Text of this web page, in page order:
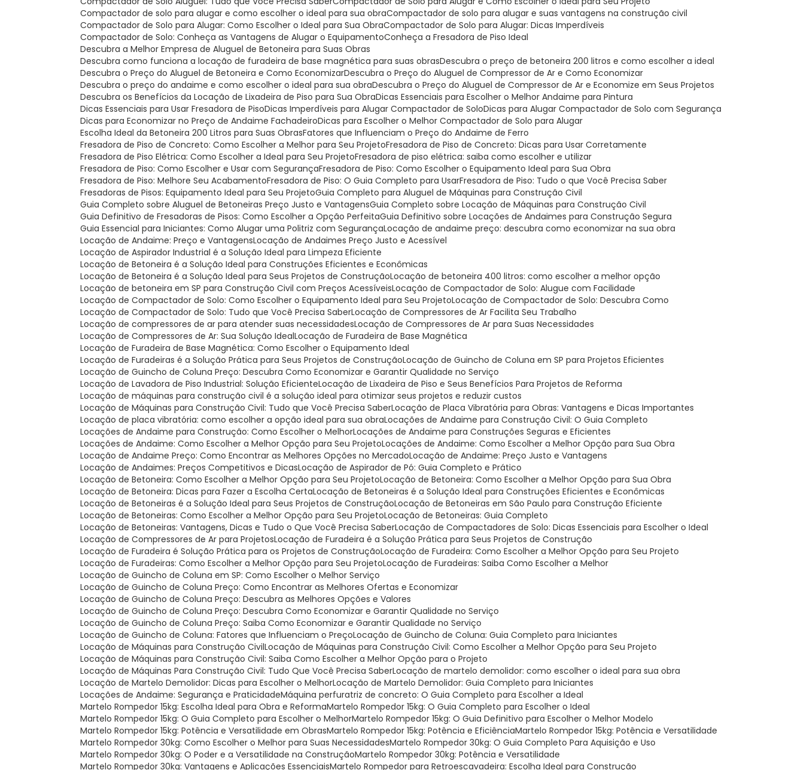
Compactador de solo para alugar e como escolher o ideal para sua obra Compactador de solo para alugar e suas vantagens na construção civil
Compactador de Solo para Alugar: Como Escolher o Ideal para Sua Obra Compactador de Solo para Alugar: Dicas Imperdíveis
Compactador de Solo: Conheça as Vantagens de Alugar o Equipamento Conheça a Fresadora de Piso Ideal
Descubra a Melhor Empresa de Aluguel de Betoneira para Suas Obras
Descubra como funciona a locação de furadeira de base magnética para suas obras Descubra o preço de betoneira 200 litros e como escolher a ideal
Descubra o Preço do Aluguel de Betoneira e Como Economizar Descubra o Preço do Aluguel de Compressor de Ar e Como Economizar
Descubra o preço do andaime e como escolher o ideal para sua obra Descubra o Preço do Aluguel de Compressor de Ar e Economize em Seus Projetos
Descubra os Benefícios da Locação de Lixadeira de Piso para Sua Obra Dicas Essenciais para Escolher o Melhor Andaime para Pintura
Dicas Essenciais para Usar Fresadora de Piso Dicas Imperdíveis para Alugar Compactador de Solo Dicas para Alugar Compactador de Solo com Segurança
Dicas para Economizar no Preço de Andaime Fachadeiro Dicas para Escolher o Melhor Compactador de Solo para Alugar
Escolha Ideal da Betoneira 200 Litros para Suas Obras Fatores que Influenciam o Preço do Andaime de Ferro
Fresadora de Piso de Concreto: Como Escolher a Melhor para Seu Projeto Fresadora de Piso de Concreto: Dicas para Usar Corretamente
Fresadora de Piso Elétrica: Como Escolher a Ideal para Seu Projeto Fresadora de piso elétrica: saiba como escolher e utilizar
Fresadora de Piso: Como Escolher e Usar com Segurança Fresadora de Piso: Como Escolher o Equipamento Ideal para Sua Obra
Fresadora de Piso: Melhore Seu Acabamento Fresadora de Piso: O Guia Completo para Usar Fresadora de Piso: Tudo o que Você Precisa Saber
Fresadoras de Pisos: Equipamento Ideal para Seu Projeto Guia Completo para Aluguel de Máquinas para Construção Civil
Guia Completo sobre Aluguel de Betoneiras Preço Justo e Vantagens Guia Completo sobre Locação de Máquinas para Construção Civil
Guia Definitivo de Fresadoras de Pisos: Como Escolher a Opção Perfeita Guia Definitivo sobre Locações de Andaimes para Construção Segura
Guia Essencial para Iniciantes: Como Alugar uma Politriz com Segurança Locação de andaime preço: descubra como economizar na sua obra
Locação de Andaime: Preço e Vantagens Locação de Andaimes Preço Justo e Acessível
Locação de Aspirador Industrial é a Solução Ideal para Limpeza Eficiente
Locação de Betoneira é a Solução Ideal para Construções Eficientes e Econômicas
Locação de Betoneira é a Solução Ideal para Seus Projetos de Construção Locação de betoneira 400 litros: como escolher a melhor opção
Locação de betoneira em SP para Construção Civil com Preços Acessíveis Locação de Compactador de Solo: Alugue com Facilidade
Locação de Compactador de Solo: Como Escolher o Equipamento Ideal para Seu Projeto Locação de Compactador de Solo: Descubra Como
Locação de Compactador de Solo: Tudo que Você Precisa Saber Locação de Compressores de Ar Facilita Seu Trabalho
Locação de compressores de ar para atender suas necessidades Locação de Compressores de Ar para Suas Necessidades
Locação de Compressores de Ar: Sua Solução Ideal Locação de Furadeira de Base Magnética
Locação de Furadeira de Base Magnética: Como Escolher o Equipamento Ideal
Locação de Furadeiras é a Solução Prática para Seus Projetos de Construção Locação de Guincho de Coluna em SP para Projetos Eficientes
Locação de Guincho de Coluna Preço: Descubra Como Economizar e Garantir Qualidade no Serviço
Locação de Lavadora de Piso Industrial: Solução Eficiente Locação de Lixadeira de Piso e Seus Benefícios Para Projetos de Reforma
Locação de máquinas para construção civil é a solução ideal para otimizar seus projetos e reduzir custos
Locação de Máquinas para Construção Civil: Tudo que Você Precisa Saber Locação de Placa Vibratória para Obras: Vantagens e Dicas Importantes
Locação de placa vibratória: como escolher a opção ideal para sua obra Locações de Andaime para Construção Civil: O Guia Completo
Locações de Andaime para Construção: Como Escolher o Melhor Locações de Andaime para Construções Seguras e Eficientes
Locações de Andaime: Como Escolher a Melhor Opção para Seu Projeto Locações de Andaime: Como Escolher a Melhor Opção para Sua Obra
Locação de Andaime Preço: Como Encontrar as Melhores Opções no Mercado Locação de Andaime: Preço Justo e Vantagens
Locação de Andaimes: Preços Competitivos e Dicas Locação de Aspirador de Pó: Guia Completo e Prático
Locação de Betoneira: Como Escolher a Melhor Opção para Seu Projeto Locação de Betoneira: Como Escolher a Melhor Opção para Sua Obra
Locação de Betoneira: Dicas para Fazer a Escolha Certa Locação de Betoneiras é a Solução Ideal para Construções Eficientes e Econômicas
Locação de Betoneiras é a Solução Ideal para Seus Projetos de Construção Locação de Betoneiras em São Paulo para Construção Eficiente
Locação de Betoneiras: Como Escolher a Melhor Opção para Seu Projeto Locação de Betoneiras: Guia Completo
Locação de Betoneiras: Vantagens, Dicas e Tudo o Que Você Precisa Saber Locação de Compactadores de Solo: Dicas Essenciais para Escolher o Ideal
Locação de Compressores de Ar para Projetos Locação de Furadeira é a Solução Prática para Seus Projetos de Construção
Locação de Furadeira é Solução Prática para os Projetos de Construção Locação de Furadeira: Como Escolher a Melhor Opção para Seu Projeto
Locação de Furadeiras: Como Escolher a Melhor Opção para Seu Projeto Locação de Furadeiras: Saiba Como Escolher a Melhor
Locação de Guincho de Coluna em SP: Como Escolher o Melhor Serviço
Locação de Guincho de Coluna Preço: Como Encontrar as Melhores Ofertas e Economizar
Locação de Guincho de Coluna Preço: Descubra as Melhores Opções e Valores
Locação de Guincho de Coluna Preço: Descubra Como Economizar e Garantir Qualidade no Serviço
Locação de Guincho de Coluna Preço: Saiba Como Economizar e Garantir Qualidade no Serviço
Locação de Guincho de Coluna: Fatores que Influenciam o Preço Locação de Guincho de Coluna: Guia Completo para Iniciantes
Locação de Máquinas para Construção Civil Locação de Máquinas para Construção Civil: Como Escolher a Melhor Opção para Seu Projeto
Locação de Máquinas para Construção Civil: Saiba Como Escolher a Melhor Opção para o Projeto
Locação de Máquinas Para Construção Civil: Tudo Que Você Precisa Saber Locação de martelo demolidor: como escolher o ideal para sua obra
Locação de Martelo Demolidor: Dicas para Escolher o Melhor Locação de Martelo Demolidor: Guia Completo para Iniciantes
Locações de Andaime: Segurança e Praticidade Máquina perfuratriz de concreto: O Guia Completo para Escolher a Ideal
Martelo Rompedor 15kg: Escolha Ideal para Obra e Reforma Martelo Rompedor 15kg: O Guia Completo para Escolher o Ideal
Martelo Rompedor 15kg: O Guia Completo para Escolher o Melhor Martelo Rompedor 15kg: O Guia Definitivo para Escolher o Melhor Modelo
Martelo Rompedor 15kg: Potência e Versatilidade em Obras Martelo Rompedor 15kg: Potência e Eficiência Martelo Rompedor 15kg: Potência e Versatilidade
Martelo Rompedor 30kg: Como Escolher o Melhor para Suas Necessidades Martelo Rompedor 30kg: O Guia Completo Para Aquisição e Uso
Martelo Rompedor 30kg: O Poder e a Versatilidade na Construção Martelo Rompedor 30kg: Potência e Versatilidade
Martelo Rompedor 30kg: Vantagens e Aplicações Essenciais Martelo Rompedor para Retroescavadeira: Escolha Ideal para Construção